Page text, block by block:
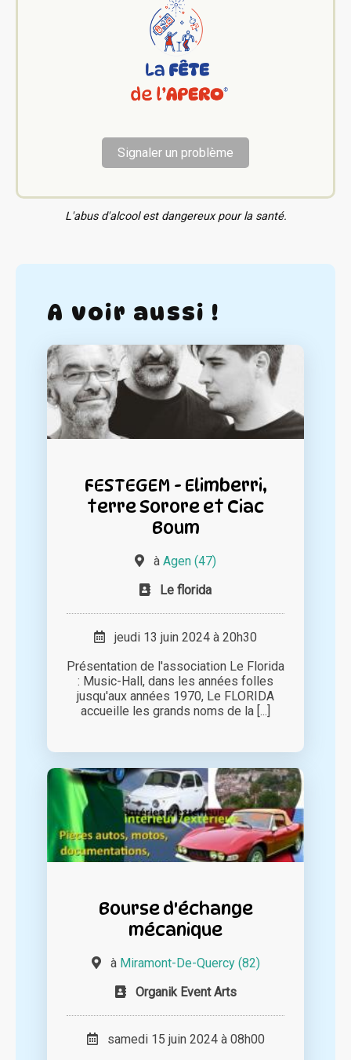
Signaler un problème
L'abus d'alcool est dangereux pour la santé.
A voir aussi !
FESTEGEM - Elimberri,
terre Sorore et Ciac
Boum
à Agen (47)
Le florida
jeudi 13 juin 2024 à 20h30
Présentation de l'association Le Florida
: Music-Hall, dans les années folles
jusqu'aux années 1970, Le FLORIDA
accueille les grands noms de la [...]
Bourse d'échange
mécanique
à Miramont-De-Quercy (82)
Organik Event Arts
samedi 15 juin 2024 à 08h00